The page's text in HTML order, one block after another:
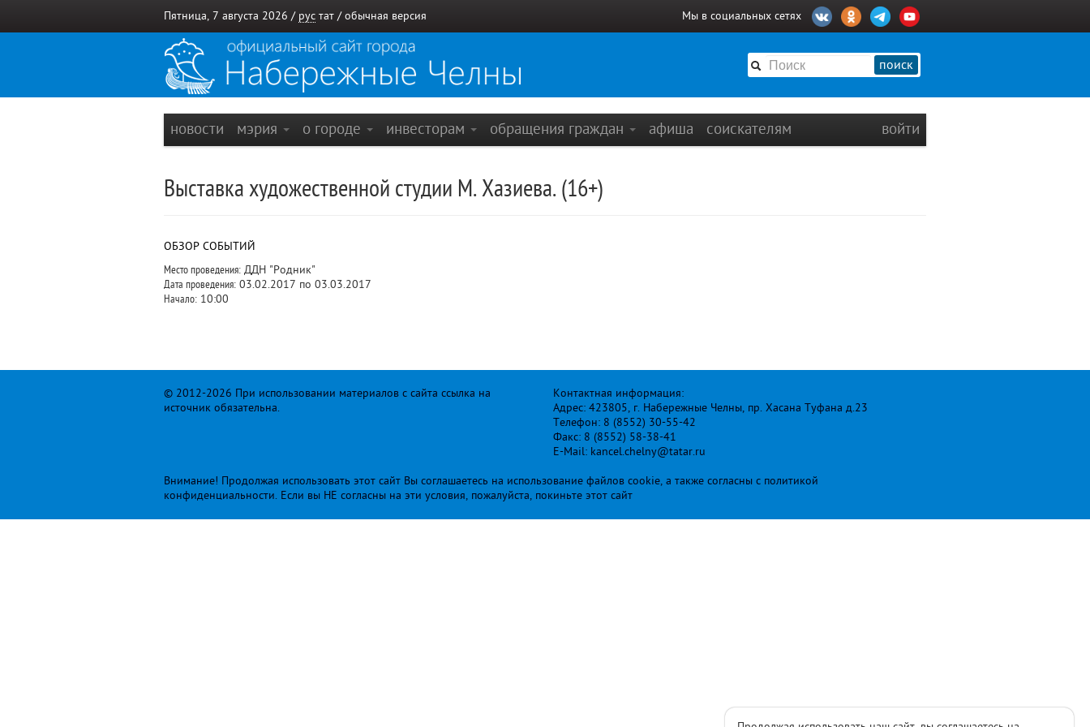
Пятница, 7 августа 2026 / рус тат / обычная версия Мы в социальных сетях
поиск
новости мэрия о городе инвесторам обращения граждан афиша соискателям войти
Выставка художественной студии М. Хазиева. (16+)
ОБЗОР СОБЫТИЙ
Место проведения: ДДН "Родник"
Дата проведения: 03.02.2017 по 03.03.2017
Начало: 10:00
© 2012-2026 При использовании материалов с сайта ссылка на
источник обязательна.
Контактная информация:
Адрес: 423805, г. Набережные Челны, пр. Хасана Туфана д.23
Телефон: 8 (8552) 30-55-42
Факс: 8 (8552) 58-38-41
E-Mail: kancel.chelny@tatar.ru
Внимание! Продолжая использовать этот сайт Вы соглашаетесь на использование файлов cookie, а также согласны с политикой
конфиденциальности. Если вы НЕ согласны на эти условия, пожалуйста, покиньте этот сайт